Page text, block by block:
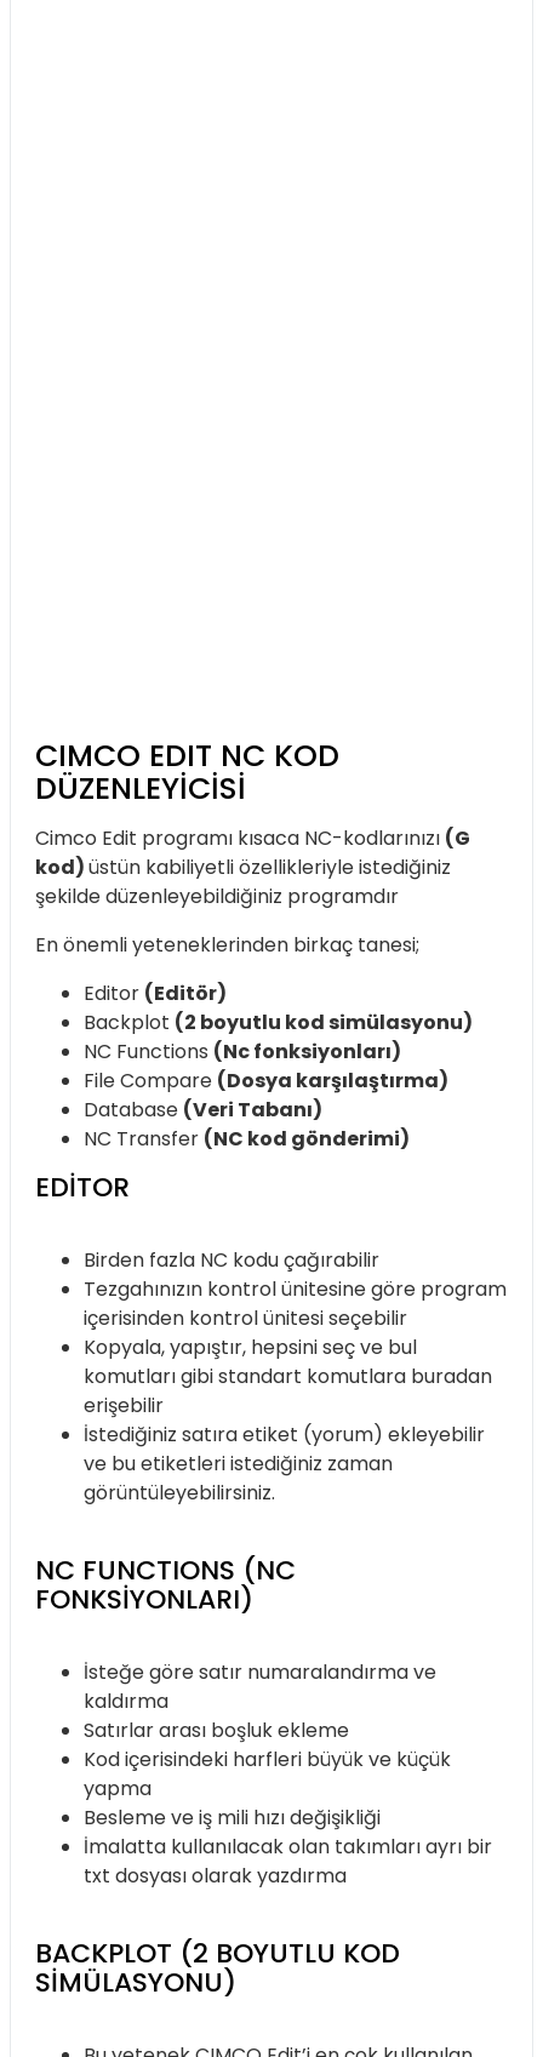
CIMCO EDIT NC KOD
DÜZENLEYICISI
Cimco Edit programı kısaca NC-kodlarınızı (G
kod)üstün kabiliyetli özellikleriyle istediğiniz
şekilde düzenleyebildiğiniz programdır
En önemli yeteneklerinden birkaç tanesi;
Editor (Editör)
Backplot (2 boyutlu kod simülasyonu)
NC Functions (Nc fonksiyonları)
File Compare (Dosya karşılaştırma)
Database (Veri Tabanı)
NC Transfer (NC kod gönderimi)
EDITOR
Birden fazla NC kodu çağırabilir
Tezgahınızın kontrol ünitesine göre program
içerisinden kontrol ünitesi seçebilir
Kopyala, yapıştır, hepsini seç ve bul
komutları gibi standart komutlara buradan
erişebilir
İstediğiniz satıra etiket (yorum) ekleyebilir
ve bu etiketleri istediğiniz zaman
görüntüleyebilirsiniz.
NC FUNCTIONS (NC
FONKSIYONLARI)
İsteğe göre satır numaralandırma ve
kaldırma
Satırlar arası boşluk ekleme
Kod içerisindeki harfleri büyük ve küçük
yapma
Besleme ve iş mili hızı değişikliği
İmalatta kullanılacak olan takımları ayrı bir
txt dosyası olarak yazdırma
BACKPLOT (2 BOYUTLU KOD
SIMÜLASYONU)